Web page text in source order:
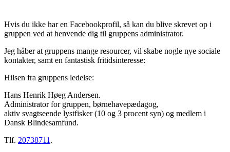
Hvis du ikke har en Facebookprofil, så kan du blive skrevet op i
gruppen ved at henvende dig til gruppens administrator.
Jeg håber at gruppens mange resourcer, vil skabe nogle nye sociale
kontakter, samt en fantastisk fritidsinteresse:
Hilsen fra gruppens ledelse:
Hans Henrik Høeg Andersen.
Administrator for gruppen, børnehavepædagog,
aktiv svagtseende lystfisker (10 og 3 procent syn) og medlem i
Dansk Blindesamfund.
Tlf. 20738711 .